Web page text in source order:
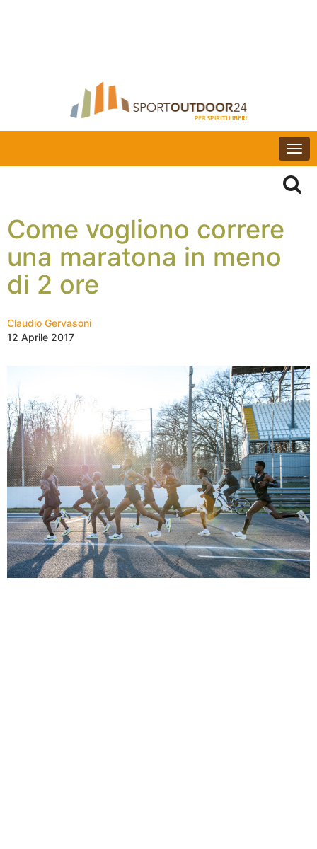
Come vogliono correre
una maratona in meno
di 2 ore
Claudio Gervasoni
12 Aprile 2017